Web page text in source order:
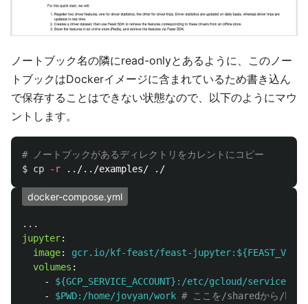
ノートブック名の隣にread-onlyとあるように、このノー
トブックはDockerイメージに含まれているため書き込ん
で保存することはできない状態なので、以下のようにマウ
ントします。
# ノートブックがあるディレクトリをカレントにコピー
$ cp -r
docker-compose.yml
...
jupyter:
image:
gcr.io/kf-feast/feast-
volumes :
-
${GCP_SERVICE_ACCOUNT}:/etc/gcloud/service-
-
$PWD:/home/jovyan/work # ここを/sharedから/